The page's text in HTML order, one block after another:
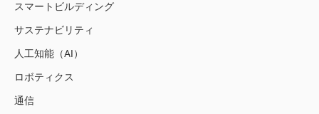
スマートビルディング
サステナビリティ
人工知能（AI）
ロボティクス
通信